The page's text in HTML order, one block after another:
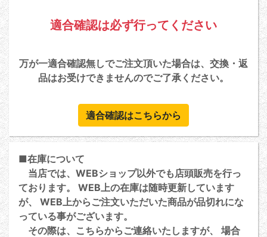
適合確認は必ず行ってください
万が一適合確認無しでご注文頂いた場合は、交換・返
品はお受けできませんのでご了承ください。
適合確認はこちらから
■在庫について
当店では、WEBショップ以外でも店頭販売を行っ
ております。 WEB上の在庫は随時更新しています
が、 WEB上からご注文いただいた商品が品切れにな
っている事がございます。
その際は、こちらからご連絡いたしますが、 場合